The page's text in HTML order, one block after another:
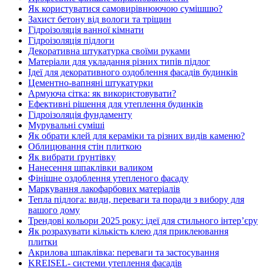
Як користуватися самовирівнюючою сумішшю?
Захист бетону від вологи та тріщин
Гідроізоляція ванної кімнати
Гідроізоляція підлоги
Декоративна штукатурка своїми руками
Матеріали для укладання різних типів підлог
Ідеї для декоративного оздоблення фасадів будинків
Цементно-вапняні штукатурки
Армуюча сітка: як використовувати?
Ефективні рішення для утеплення будинків
Гідроізоляція фундаменту
Мурувальні суміші
Як обрати клей для кераміки та різних видів каменю?
Облицювання стін плиткою
Як вибрати ґрунтівку
Нанесення шпаклівки валиком
Фінішне оздоблення утепленого фасаду
Маркування лакофарбових матеріалів
Тепла підлога: види, переваги та поради з вибору для
вашого дому
Трендові кольори 2025 року: ідеї для стильного інтер’єру
Як розрахувати кількість клею для приклеювання
плитки
Акрилова шпаклівка: переваги та застосування
KREISEL- системи утеплення фасадів